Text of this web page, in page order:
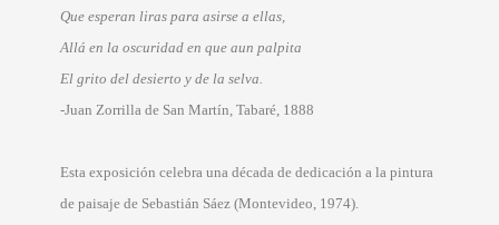
Que esperan liras para asirse a ellas,
Allá en la oscuridad en que aun palpita
El grito del desierto y de la selva.
-Juan Zorrilla de San Martín, Tabaré, 1888
Esta exposición celebra una década de dedicación a la pintura
de paisaje de Sebastián Sáez (Montevideo, 1974).